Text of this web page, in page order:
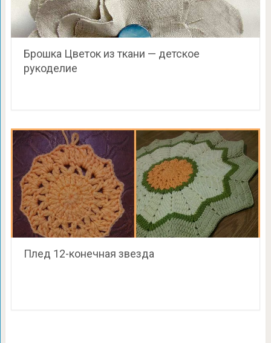
Брошка Цветок из ткани — детское
рукоделие
Плед 12-конечная звезда